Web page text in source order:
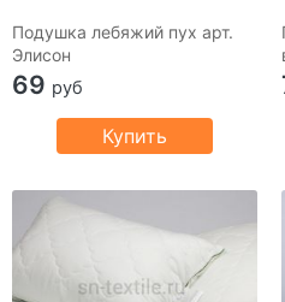
Подушка лебяжий пух арт.
Элисон
69 руб
Купить